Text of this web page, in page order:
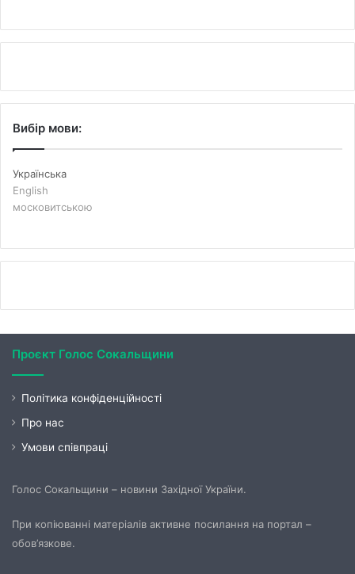
Вибір мови:
Українська
English
московитською
Проєкт Голос Сокальщини
Політика конфіденційності
Про нас
Умови співпраці
Голос Сокальщини – новини Західної України.
При копіюванні матеріалів активне посилання на портал –
обов’язкове.